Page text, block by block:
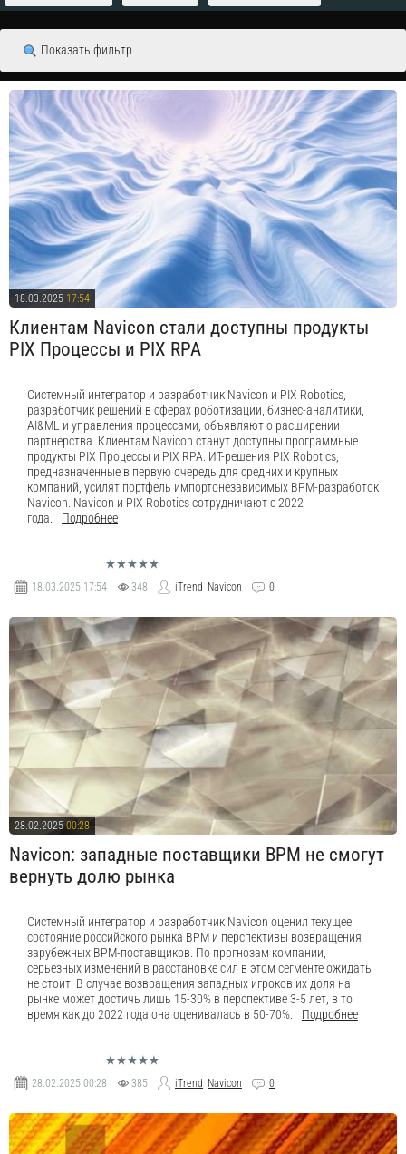
Показать фильтр
18.03.2025 17:54
Клиентам Navicon стали доступны продукты
PIX Процессы и PIX RPA
Системный интегратор и разработчик Navicon и PIX Robotics,
разработчик решений в сферах роботизации, бизнес-аналитики,
AI&ML и управления процессами, объявляют о расширении
партнерства. Клиентам Navicon станут доступны программные
продукты PIX Процессы и PIX RPA. ИТ-решения PIX Robotics,
предназначенные в первую очередь для средних и крупных
компаний, усилят портфель импортонезависимых BPM-разработок
Navicon. Navicon и PIX Robotics сотрудничают с 2022
года.
Подробнее
18.03.2025 17:54 348 iTrend Navicon 0
28.02.2025 00:28
Navicon: западные поставщики BPM не смогут
вернуть долю рынка
Системный интегратор и разработчик Navicon оценил текущее
состояние российского рынка BPM и перспективы возвращения
зарубежных BPM-поставщиков. По прогнозам компании,
серьезных изменений в расстановке сил в этом сегменте ожидать
не стоит. В случае возвращения западных игроков их доля на
рынке может достичь лишь 15-30% в перспективе 3-5 лет, в то
время как до 2022 года она оценивалась в 50-70%.
Подробнее
28.02.2025 00:28 385 iTrend Navicon 0